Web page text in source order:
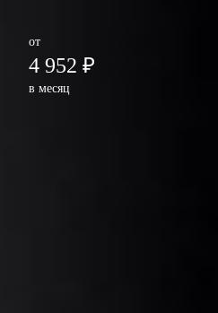
от
4 952 ₽
в месяц